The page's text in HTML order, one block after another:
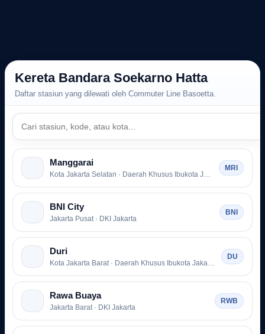
Kereta Bandara Soekarno Hatta
Daftar stasiun yang dilewati oleh Commuter Line Basoetta.
Manggarai
Kota Jakarta Selatan · Daerah Khusus Ibukota Jakarta
MRI
BNI City
Jakarta Pusat · DKI Jakarta
BNI
Duri
Kota Jakarta Barat · Daerah Khusus Ibukota Jakarta
DU
Rawa Buaya
Jakarta Barat · DKI Jakarta
RWB